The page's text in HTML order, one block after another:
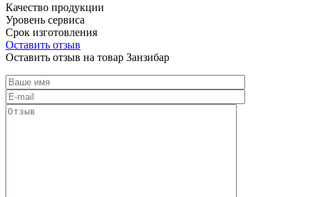
Качество продукции
Уровень сервиса
Срок изготовления
Оставить отзыв
Оставить отзыв на товар Занзибар